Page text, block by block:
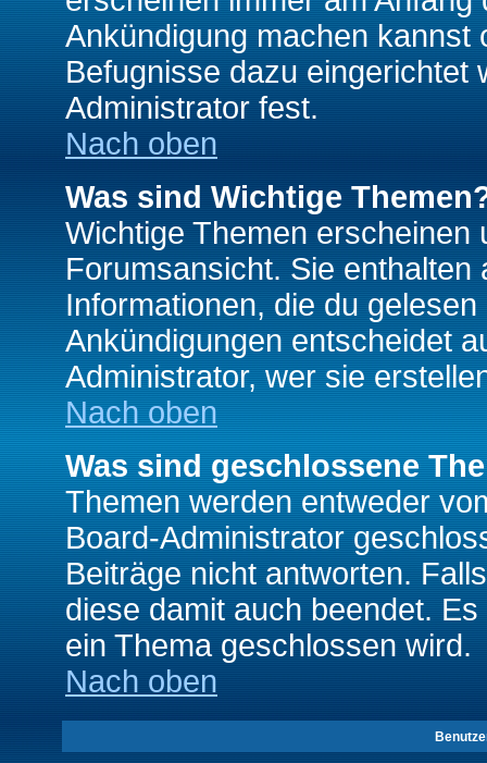
Ankündigung machen kannst
Befugnisse dazu eingerichtet
Administrator fest.
Nach oben
Was sind Wichtige
Wichtige Themen erscheinen
Forumsansicht. Sie
Informationen, die du
Ankündigungen entscheidet
Administrator, wer sie
Nach oben
Was sind geschlossene
Themen werden entweder
Board-Administrator
Beiträge nicht antworten.
diese damit auch beendet.
ein Thema geschlossen wird.
Nach oben